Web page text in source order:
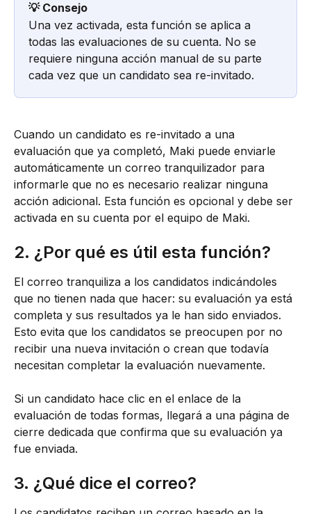
💡 Consejo
Una vez activada, esta función se aplica a
todas las evaluaciones de su cuenta. No se
requiere ninguna acción manual de su parte
cada vez que un candidato sea re-invitado.
Cuando un candidato es re-invitado a una
evaluación que ya completó, Maki puede enviarle
automáticamente un correo tranquilizador para
informarle que no es necesario realizar ninguna
acción adicional. Esta función es opcional y debe ser
activada en su cuenta por el equipo de Maki.
2. ¿Por qué es útil esta función?
El correo tranquiliza a los candidatos indicándoles
que no tienen nada que hacer: su evaluación ya está
completa y sus resultados ya le han sido enviados.
Esto evita que los candidatos se preocupen por no
recibir una nueva invitación o crean que todavía
necesitan completar la evaluación nuevamente.
Si un candidato hace clic en el enlace de la
evaluación de todas formas, llegará a una página de
cierre dedicada que confirma que su evaluación ya
fue enviada.
3. ¿Qué dice el correo?